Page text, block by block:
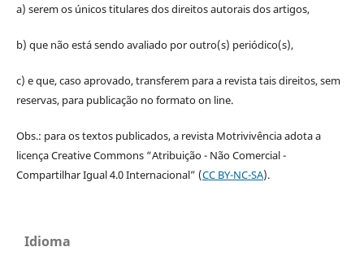
a) serem os únicos titulares dos direitos autorais dos artigos,
b) que não está sendo avaliado por outro(s) periódico(s),
c) e que, caso aprovado, transferem para a revista tais direitos, sem
reservas, para publicação no formato on line.
Obs.: para os textos publicados, a revista Motrivivência adota a
licença Creative Commons “Atribuição - Não Comercial -
Compartilhar Igual 4.0 Internacional” (CC BY-NC-SA).
Idioma